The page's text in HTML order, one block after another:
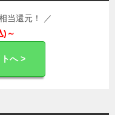
当還元！ ／
)～
へ >